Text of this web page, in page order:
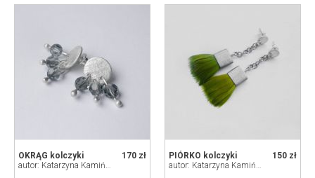
170 zł
OKRĄG kolczyki
autor: Katarzyna Kamińska - ART
150 zł
PIÓRKO kolczyki
autor: Katarzyna Kamińska - ART